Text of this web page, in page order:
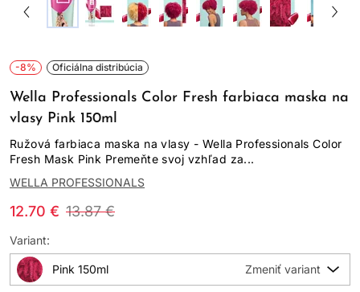
-8% Oficiálna distribúcia
Wella Professionals Color Fresh farbiaca maska na
vlasy Pink 150ml
Ružová farbiaca maska na vlasy - Wella Professionals Color
Fresh Mask Pink Premeňte svoj vzhľad za...
WELLA PROFESSIONALS
13.87 €
12.70 €
Variant:
Pink 150ml